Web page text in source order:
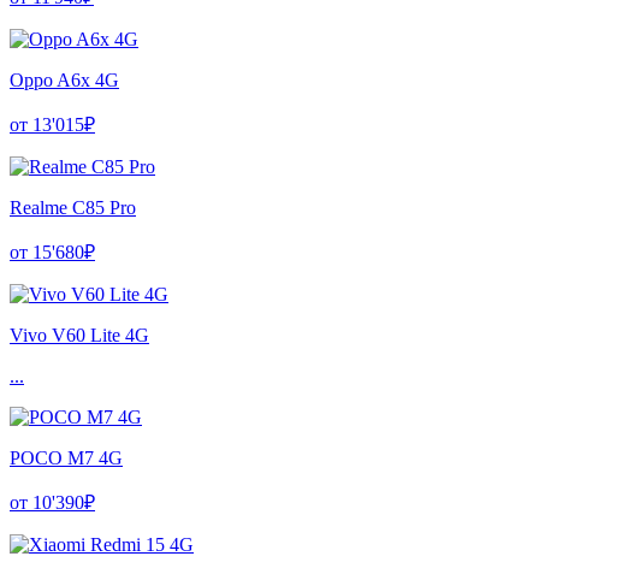
Oppo A6x 4G
от 13'015₽
Realme C85 Pro
от 15'680₽
Vivo V60 Lite 4G
...
POCO M7 4G
от 10'390₽